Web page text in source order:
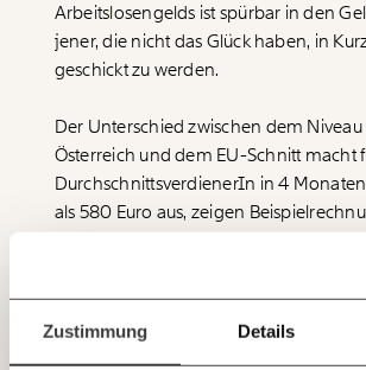
Zustimmung Details
WerdeFördermitgliedund wir können
unsere Wirtschaft so gestalten, dass sie
funktioniert. Unsere Recherchen sind für
unterstütze uns mit Deinem
Du überweist lieber direkt?
Hier unsere IBAN: AT34 4300 0498
Fragen und
Immer auf dem
mit unseren gratis
E-Mail-Newslettern!
Arbeitslosengelds ist spürbar in den
jener, die nicht das Glück haben, in
geschickt zu werden.
Der Unterschied zwischen dem
Österreich und dem EU-Schnitt macht
DurchschnittsverdienerIn in 4
als 580 Euro aus, zeigen
Belgien, wären das 1.600 Euro mehr.
positive Effekte auf den privaten